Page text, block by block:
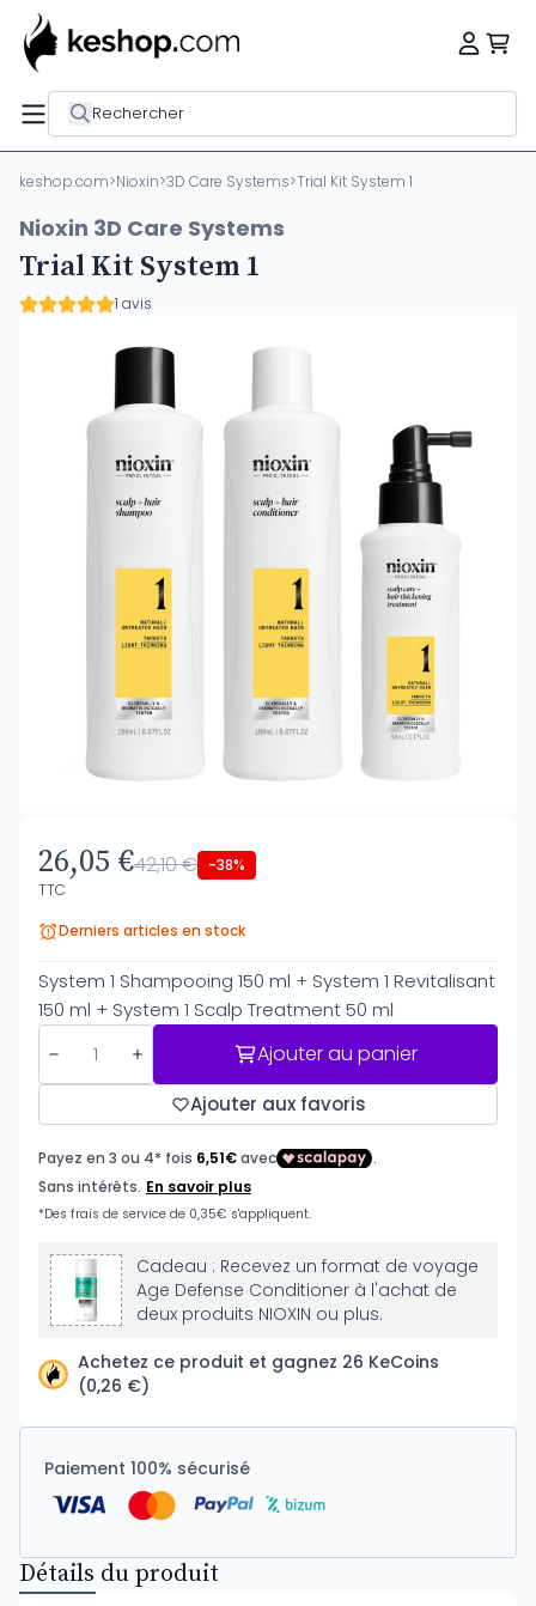
Rechercher
keshop.com>Nioxin>3D Care Systems>Trial Kit System 1
Nioxin 3D Care Systems
Trial Kit System 1
1 avis
26,05 €42,10 € -38%
TTC
Derniers articles en stock
System 1 Shampooing 150 ml + System 1 Revitalisant
150 ml + System 1 Scalp Treatment 50 ml
Ajouter au panier
Ajouter aux favoris
Cadeau : Recevez un format de voyage
Age Defense Conditioner à l'achat de
deux produits NIOXIN ou plus.
Achetez ce produit et gagnez 26 KeCoins
(0,26 €)
Paiement 100% sécurisé
Détails du produit